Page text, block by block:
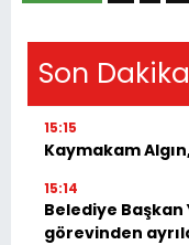
Son Dakika
15:15
Kaymakam
15:14
Belediye Başkan
görevinden